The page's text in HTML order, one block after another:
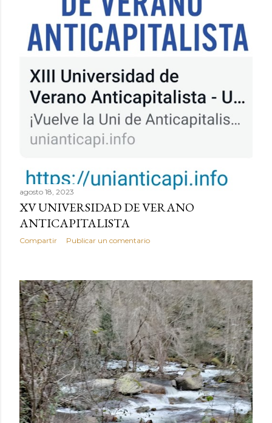
agosto 18, 2023
XV UNIVERSIDAD DE VERANO
ANTICAPITALISTA
Compartir Publicar un comentario